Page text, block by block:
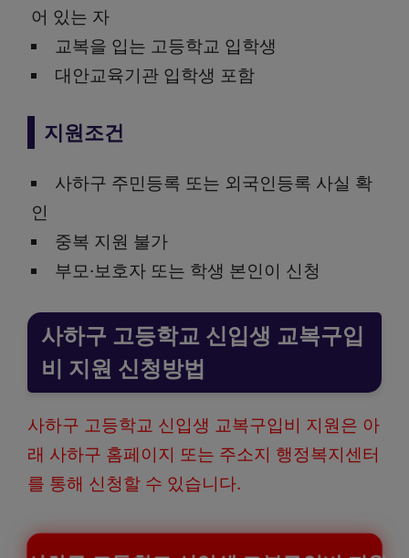
어 있는 자
교복을 입는 고등학교 입학생
대안교육기관 입학생 포함
지원조건
사하구 주민등록 또는 외국인등록 사실 확
인
중복 지원 불가
부모·보호자 또는 학생 본인이 신청
사하구 고등학교 신입생 교복구입
비 지원 신청방법
사하구 고등학교 신입생 교복구입비 지원은 아
래 사하구 홈페이지 또는 주소지 행정복지센터
를 통해 신청할 수 있습니다.